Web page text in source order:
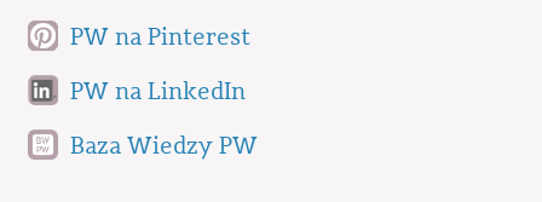
PW na Pinterest
PW na LinkedIn
Baza Wiedzy PW